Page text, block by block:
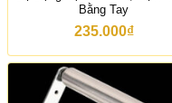
Bằng Tay
235.000₫